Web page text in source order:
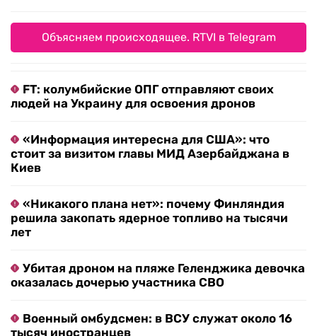
Объясняем происходящее. RTVI в Telegram
FT: колумбийские ОПГ отправляют своих
людей на Украину для освоения дронов
«Информация интересна для США»: что
стоит за визитом главы МИД Азербайджана в
Киев
«Никакого плана нет»: почему Финляндия
решила закопать ядерное топливо на тысячи
лет
Убитая дроном на пляже Геленджика девочка
оказалась дочерью участника СВО
Военный омбудсмен: в ВСУ служат около 16
тысяч иностранцев